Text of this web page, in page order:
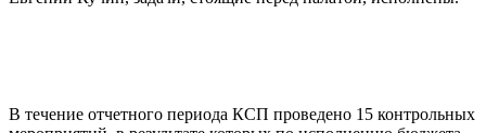
В течение отчетного периода КСП проведено 15 контрольных